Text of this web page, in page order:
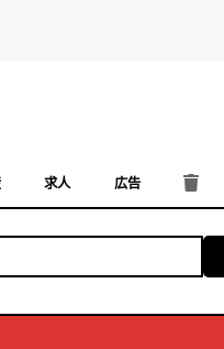
求人 広告